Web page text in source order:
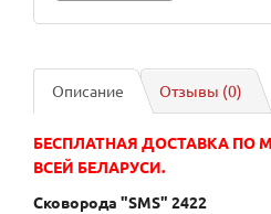
Описание Отзывы (0)
БЕСПЛАТНАЯ ДОСТАВКА ПО
ВСЕЙ БЕЛАРУСИ.
Сковорода "SMS" 2422